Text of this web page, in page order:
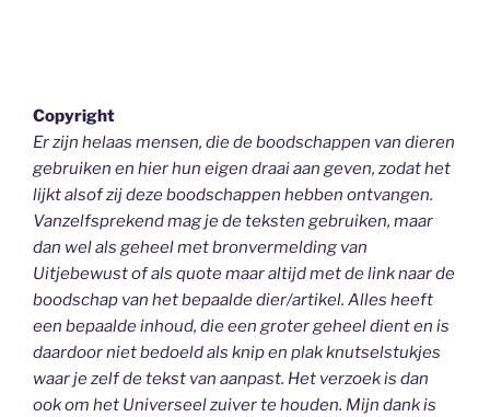
Copyright
Er zijn helaas mensen, die de boodschappen van dieren
gebruiken en hier hun eigen draai aan geven, zodat het
lijkt alsof zij deze boodschappen hebben ontvangen.
Vanzelfsprekend mag je de teksten gebruiken, maar
dan wel als geheelmet bronvermelding van
Uitjebewustof als quote maar altijd met de link naar de
boodschap van het bepaalde dier/artikel. Alles heeft
een bepaalde inhoud, die een groter geheel dient en is
daardoor niet bedoeld als knip en plak knutselstukjes
waar je zelf de tekst van aanpast. Het verzoek is dan
ook om het Universeel zuiver te houden. Mijn dank is